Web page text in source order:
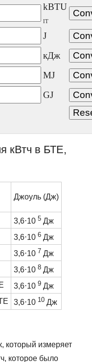
kBTU
IT
J
кДж
MJ
GJ
кВтч в БТЕ,
Джоуль (Дж)
3,6⋅10 5 Дж
3,6⋅10 6 Дж
3,6⋅10 7 Дж
3,6⋅10 8 Дж
3,6⋅10 9 Дж
3,6⋅10 10 Дж
который измеряет
которое было